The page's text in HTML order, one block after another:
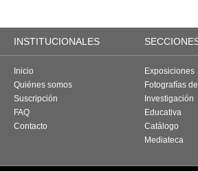
INSTITUCIONALES
Inicio
Quiénes somos
Suscripción
FAQ
Contacto
Exposiciones
Fotografías
Investigación
Educativa
Catálogo
Mediateca